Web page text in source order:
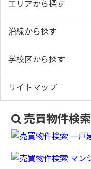
エリアから探す
沿線から探す
学校区から探す
サイトマップ
売買物件検索